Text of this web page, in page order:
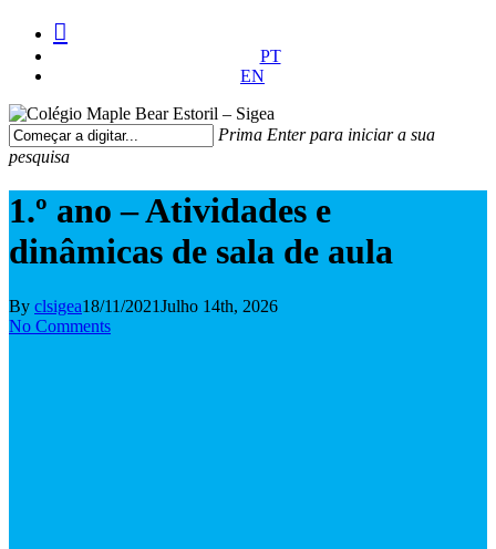
facebook
instagram
medium
PT
EN
Prima Enter para iniciar a sua
pesquisa
Pesquisa
1.º ano – Atividades e
dinâmicas de sala de aula
By clsigea18/11/2021Julho 14th, 2026
No Comments